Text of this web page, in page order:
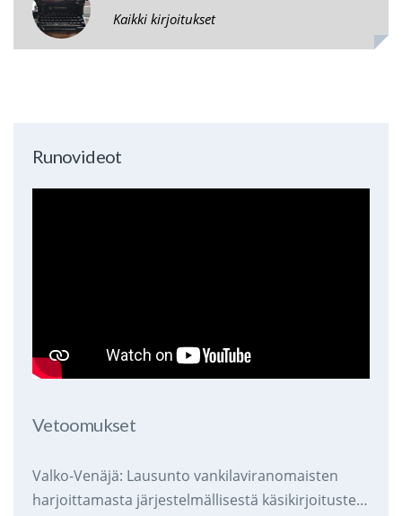
Kaikki kirjoitukset
Runovideot
Vetoomukset
Valko-Venäjä: Lausunto vankilaviranomaisten
harjoittamasta järjestelmällisestä käsikirjoitusten